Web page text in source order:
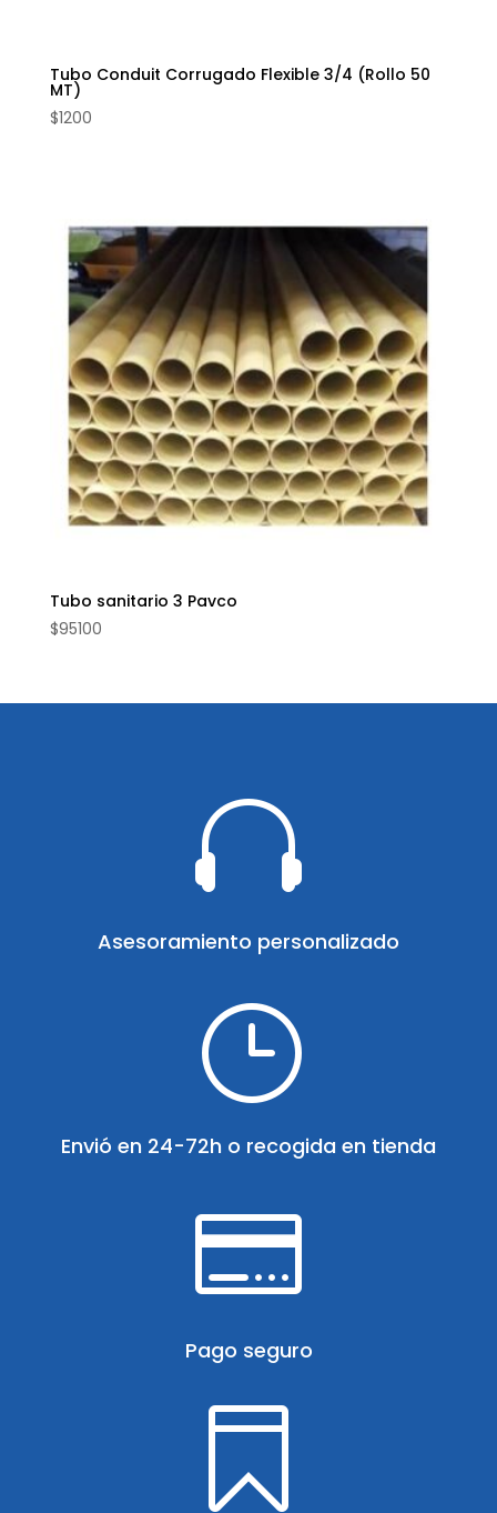
Tubo Conduit Corrugado Flexible 3/4 (Rollo 50
MT)
$1200
Tubo sanitario 3 Pavco
$95100

Asesoramiento personalizado
}
Envió en 24-72h o recogida en tienda

Pago seguro
